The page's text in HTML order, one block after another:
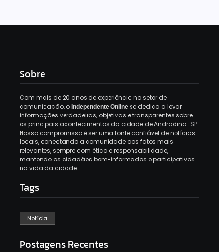
Sobre
Com mais de 20 anos de experiência no setor de
comunicação, o Independente Online se dedica a levar
informações verdadeiras, objetivas e transparentes sobre
os principais acontecimentos da cidade de Andradina-SP.
Nosso compromisso é ser uma fonte confiável de notícias
locais, conectando a comunidade aos fatos mais
relevantes, sempre com ética e responsabilidade,
mantendo os cidadãos bem-informados e participativos
na vida da cidade.
Tags
Notícia
Postagens Recentes